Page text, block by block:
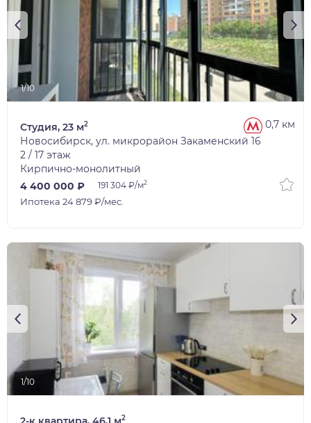
1/10
0,7 км
Студия, 23 м2
Новосибирск, ул. микрорайон Закаменский 16
2 / 17 этаж
Кирпично-монолитный
4 400 000 ₽
191 304 ₽/м2
Ипотека 24 879 ₽/мес.
1/10
2